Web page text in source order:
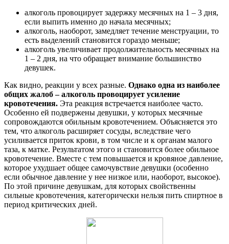
алкоголь провоцирует задержку месячных на 1 – 3 дня,
если выпить именно до начала месячных;
алкоголь, наоборот, замедляет течение менструации, то
есть выделений становится гораздо меньше;
алкоголь увеличивает продолжительность месячных на
1 – 2 дня, на что обращает внимание большинство
девушек.
Как видно, реакции у всех разные. Однако одна из наиболее
общих жалоб – алкоголь провоцирует усиление
кровотечения. Эта реакция встречается наиболее часто.
Особенно ей подвержены девушки, у которых месячные
сопровождаются обильным кровотечением. Объясняется это
тем, что алкоголь расширяет сосуды, вследствие чего
усиливается приток крови, в том числе и к органам малого
таза, к матке. Результатом этого и становится более обильное
кровотечение. Вместе с тем повышается и кровяное давление,
которое ухудшает общее самочувствие девушки (особенно
если обычное давление у нее низкое или, наоборот, высокое).
По этой причине девушкам, для которых свойственны
сильные кровотечения, категорически нельзя пить спиртное в
период критических дней.